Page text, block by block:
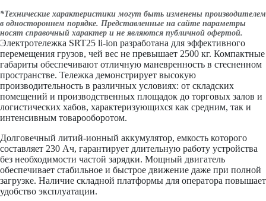
*Технические характеристики могут быть изменены производителем
в одностороннем порядке. Представленные на сайте параметры
носят справочный характер и не являются публичной офертой.
Электротележка SRT25 li-ion разработана для эффективного
перемещения грузов, чей вес не превышает 2500 кг. Компактные
габариты обеспечивают отличную маневренность в стесненном
пространстве. Тележка демонстрирует высокую
производительность в различных условиях: от складских
помещений и производственных площадок до торговых залов и
логистических хабов, характеризующихся как средним, так и
интенсивным товарооборотом.
Долговечный литий-ионный аккумулятор, емкость которого
составляет 230 Ач, гарантирует длительную работу устройства
без необходимости частой зарядки. Мощный двигатель
обеспечивает стабильное и быстрое движение даже при полной
загрузке. Наличие складной платформы для оператора повышает
удобство эксплуатации.